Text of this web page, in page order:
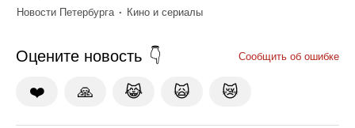
Новости Петербурга
Кино и сериалы
Оцените новость Сообщить об ошибке
❤️ 🙏 😹 🙀 😿